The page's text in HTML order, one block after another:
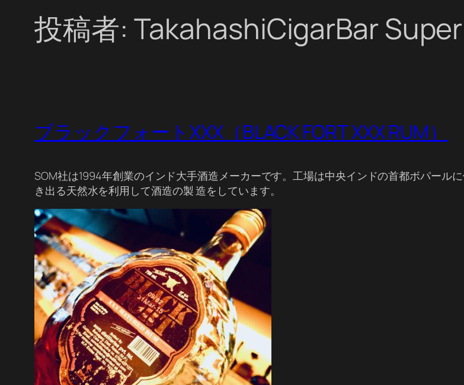
投稿者: TakahashiCigarBar
ブラックフォートXXX（BLACK FORT XXX RUM）
SOM社は1994年創業のインド大手酒造メーカーです。工場は中央インドの首都ボパール
き出る天然水を利用して酒造の製 造をしています。